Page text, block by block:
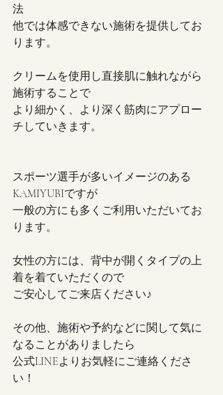
法
他では体感できない施術を提供してお
ります。
クリームを使用し直接肌に触れながら
施術することで
より細かく、より深く筋肉にアプロー
チしていきます。
スポーツ選手が多いイメージのある
KAMIYUBIですが
一般の方にも多くご利用いただいてお
ります。
女性の方には、背中が開くタイプの上
着を着ていただくので
ご安心してご来店ください♪
その他、施術や予約などに関して気に
なることがありましたら
公式LINEよりお気軽にご連絡くださ
い！